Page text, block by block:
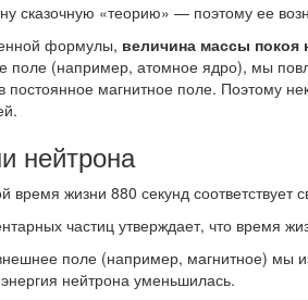
сказочную «теорию» — поэтому ее
формулы, величина массы покоя
поле (например, атомное ядро), мы
магнитное поле. Поэтому
нейтрона
время жизни 880 секунд соответствует
частиц утверждает, что время
поле (например, магнитное) мы
нейтрона уменьшилась.